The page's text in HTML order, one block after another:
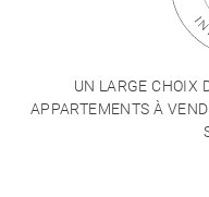
UN LARGE CHOIX
APPARTEMENTS À